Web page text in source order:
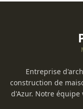
Entreprise
construction de
d'Azur. Notre équipe